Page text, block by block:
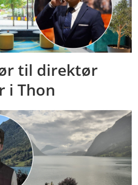
til direktør
i Thon